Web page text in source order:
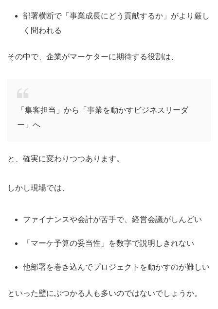
部署横断で「事業成長にどう貢献するか」がより厳し
く問われる
その中で、企業がマーケターに期待する役割は、
「集客担当」から「事業を動かすビジネスリーダ
ー」へ
と、確実に変わりつつあります。
しかし現場では、
ファイナンスや会計が苦手で、経営会議がしんどい
「マーケ予算の妥当性」を数字で説明しきれない
他部署を巻き込んでプロジェクトを動かすのが難しい
といった壁にぶつかる人も多いのではないでしょうか。